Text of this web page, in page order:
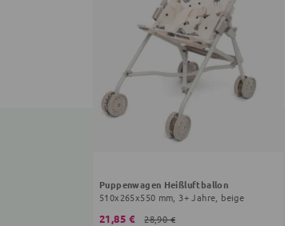
Puppenwagen Heißluftballon
510x265x550 mm, 3+ Jahre, beige
21,85 € 28,90 €